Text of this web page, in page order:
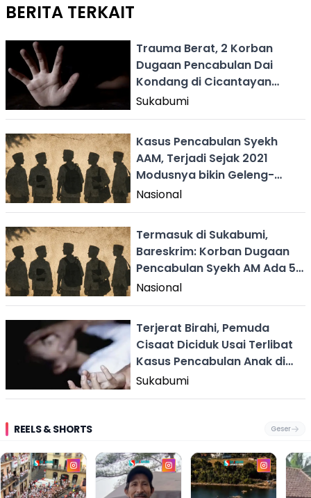
BERITA TERKAIT
Trauma Berat, 2 Korban
Dugaan Pencabulan Dai
Kondang di Cicantayan
Putus Sekolah
Sukabumi
Kasus Pencabulan Syekh
AAM, Terjadi Sejak 2021
Modusnya bikin Geleng-
geleng Kepala
Nasional
Termasuk di Sukabumi,
Bareskrim: Korban Dugaan
Pencabulan Syekh AM Ada 5
Orang
Nasional
Terjerat Birahi, Pemuda
Cisaat Diciduk Usai Terlibat
Kasus Pencabulan Anak di
Bawah Umur
Sukabumi
REELS & SHORTS Geser